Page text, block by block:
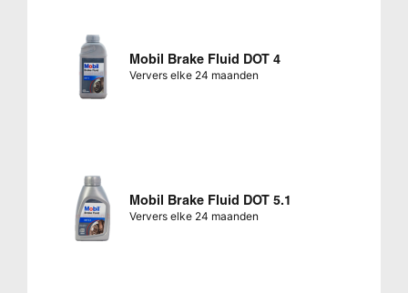
Mobil Brake Fluid DOT 4
Ververs elke 24 maanden
Mobil Brake Fluid DOT 5.1
Ververs elke 24 maanden